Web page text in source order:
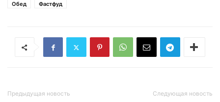
Обед
Фастфуд
Предыдущая новость Следующая новость